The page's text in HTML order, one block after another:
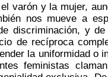
varón y la mujer,
nos mueve a
discriminación, y
de recíproca
la uniformidad o
feministas